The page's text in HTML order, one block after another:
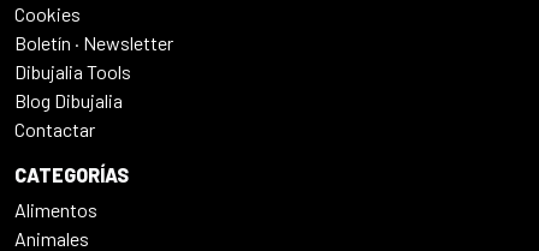
Cookies
Boletín · Newsletter
Dibujalia Tools
Blog Dibujalia
Contactar
CATEGORÍAS
Alimentos
Animales